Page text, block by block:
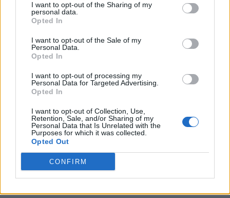
I want to opt-out of the Sharing of my
personal data.
Opted In
I want to opt-out of the Sale of my
Personal Data.
Opted In
I want to opt-out of processing my
Personal Data for Targeted Advertising.
Opted In
I want to opt-out of Collection, Use,
Retention, Sale, and/or Sharing of my
Personal Data that Is Unrelated with the
Purposes for which it was collected.
Opted Out
CONFIRM
La scaletta del tour 2025 dovrebbe seguire
quella proposta negli spettacoli più recenti,
con brani storici e nuove produzioni. Ecco i
pezzi che probabilmente saranno eseguiti:
Grande famiglia
Morte di un poeta
Clan Banlieue
Mediterranea
Viva la vida